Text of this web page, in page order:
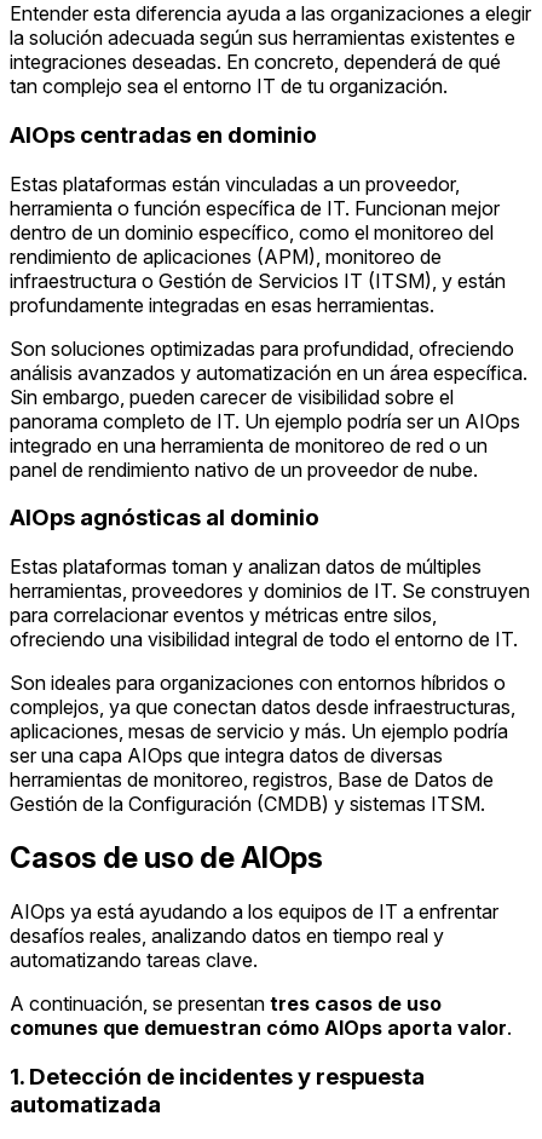
Entender esta diferencia ayuda a las organizaciones a elegir
la solución adecuada según sus herramientas existentes e
integraciones deseadas. En concreto, dependerá de qué
tan complejo sea el entorno IT de tu organización.
AIOps centradas en dominio
Estas plataformas están vinculadas a un proveedor,
herramienta o función específica de IT. Funcionan mejor
dentro de un dominio específico, como el monitoreo del
rendimiento de aplicaciones (APM), monitoreo de
infraestructura o Gestión de Servicios IT (ITSM), y están
profundamente integradas en esas herramientas.
Son soluciones optimizadas para profundidad, ofreciendo
análisis avanzados y automatización en un área específica.
Sin embargo, pueden carecer de visibilidad sobre el
panorama completo de IT. Un ejemplo podría ser un AIOps
integrado en una herramienta de monitoreo de red o un
panel de rendimiento nativo de un proveedor de nube.
AIOps agnósticas al dominio
Estas plataformas toman y analizan datos de múltiples
herramientas, proveedores y dominios de IT. Se construyen
para correlacionar eventos y métricas entre silos,
ofreciendo una visibilidad integral de todo el entorno de IT.
Son ideales para organizaciones con entornos híbridos o
complejos, ya que conectan datos desde infraestructuras,
aplicaciones, mesas de servicio y más. Un ejemplo podría
ser una capa AIOps que integra datos de diversas
herramientas de monitoreo, registros, Base de Datos de
Gestión de la Configuración (CMDB) y sistemas ITSM.
Casos de uso de AIOps
AIOps ya está ayudando a los equipos de IT a enfrentar
desafíos reales, analizando datos en tiempo real y
automatizando tareas clave.
A continuación, se presentan tres casos de uso
comunes que demuestran cómo AIOps aporta valor.
1. Detección de incidentes y respuesta
automatizada